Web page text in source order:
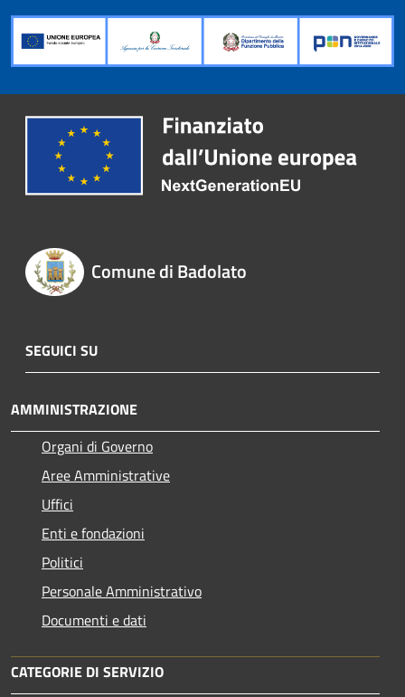
Comune di Badolato
SEGUICI SU
AMMINISTRAZIONE
Organi di Governo
Aree Amministrative
Uffici
Enti e fondazioni
Politici
Personale Amministrativo
Documenti e dati
CATEGORIE DI SERVIZIO